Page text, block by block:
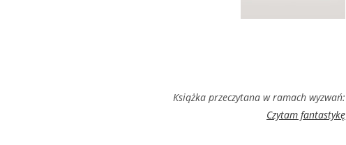
Książka przeczytana w ramach wyzwań:
Czytam fantastykę